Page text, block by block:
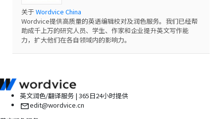
关于Wordvice China
Wordvice提供高质量的英语编辑校对及润色服务。我们已经帮
助成千上万的研究人员、学生、作家和企业提升英文写作能
力，扩大他们在各自领域内的影响力。
英文润色/翻译服务 | 365日24小时提供
edit@wordvice.cn